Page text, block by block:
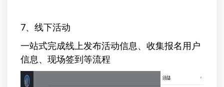
7、线下活动
一站式完成线上发布活动信息、收集报名用户
信息、现场签到等流程